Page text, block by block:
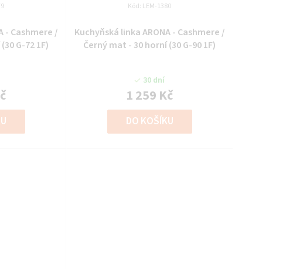
- Cashmere /
G-72 1F)
Kuchyňská linka ARONA - Cashmere /
Černý mat - 30 horní (30 G-90 1F)
30 dní
1 259 Kč
DO KOŠÍKU
Kód: LEM-1380